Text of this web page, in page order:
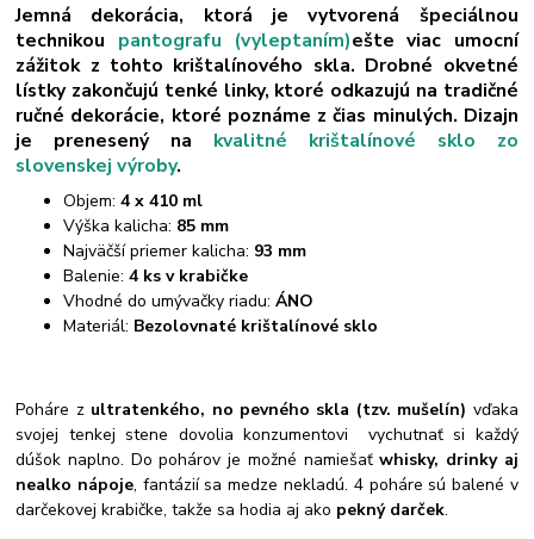
Jemná dekorácia, ktorá je vytvorená špeciálnou
technikou pantografu (vyleptaním)ešte viac umocní
zážitok z tohto krištalínového skla. Drobné okvetné
lístky zakončujú tenké linky, ktoré odkazujú na tradičné
ručné dekorácie, ktoré poznáme z čias minulých. Dizajn
je prenesený na kvalitné krištalínové sklo zo
slovenskej výroby.
Objem:4 x 410 ml
Výška kalicha: 85 mm
Najväčší priemer kalicha: 93 mm
Balenie: 4 ks v krabičke
Vhodné do umývačky riadu: ÁNO
Materiál: Bezolovnaté krištalínové sklo
Poháre z ultratenkého, no pevného skla (tzv. mušelín) vďaka
svojej tenkej stene dovolia konzumentovi vychutnať si každý
dúšok naplno. Do pohárov je možné namiešaťwhisky, drinky aj
nealko nápoje, fantázií sa medze nekladú. 4 poháre sú balené v
darčekovej krabičke, takže sa hodia aj ako pekný darček.